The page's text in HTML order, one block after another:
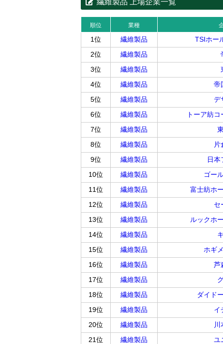
順位 業種
1位 繊維製品 TSIホー
2位
繊維製品
3位
繊維製品
4位
繊維製品 帝
5位
繊維製品 デ
6位
繊維製品 トーア紡
7位
繊維製品
8位
繊維製品 片
9位
繊維製品 日本
10位
繊維製品 ゴー
11位
繊維製品 富士紡ホ
12位
繊維製品 セ
13位
繊維製品 ルックホ
14位
繊維製品
15位
繊維製品 ホギ
16位
繊維製品 芦
17位
繊維製品
18位
繊維製品 ダイド
19位
繊維製品 イ
20位
繊維製品 川
21位
繊維製品 ユ